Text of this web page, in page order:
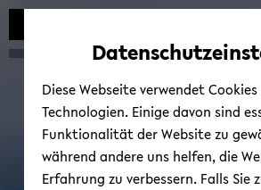
zum
wechseln
zum
wechseln
zum
wechseln
Diese Webseite verwendet
Technologien. Einige davon sind
Funktionalität der Website zu
während andere uns helfen, die
Erfahrung zu verbessern. Falls Sie